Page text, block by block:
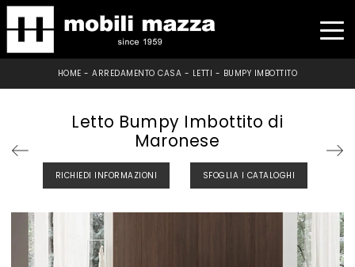
HOME -ARREDAMENTO CASA - LETTI - BUMPY IMBOTTITO
Letto Bumpy Imbottito di
Maronese
RICHIEDI INFORMAZIONI SFOGLIA I CATALOGHI